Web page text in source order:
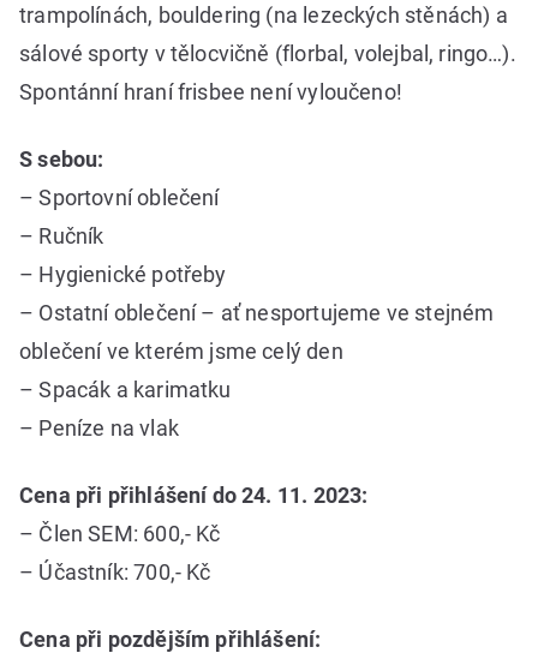
trampolínách, bouldering (na lezeckých stěnách) a
sálové sporty v tělocvičně (florbal, volejbal, ringo…).
Spontánní hraní frisbee není vyloučeno!
S sebou:
– Sportovní oblečení
– Ručník
– Hygienické potřeby
– Ostatní oblečení – ať nesportujeme ve stejném
oblečení ve kterém jsme celý den
– Spacák a karimatku
– Peníze na vlak
Cena při přihlášení do 24. 11. 2023:
– Člen SEM: 600,- Kč
– Účastník: 700,- Kč
Cena při pozdějším přihlášení: